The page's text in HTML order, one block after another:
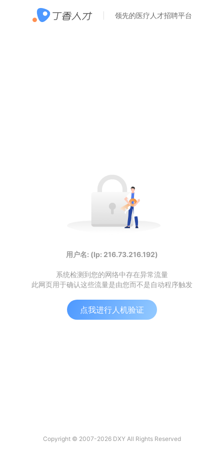
领先的医疗人才招聘平台
用户名: (Ip: 216.73.216.192)
系统检测到您的网络中存在异常流量
此网页用于确认这些流量是由您而不是自动程序触发
点我进行人机验证
Copyright © 2007-2026 DXY All Rights Reserved